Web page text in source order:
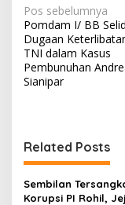
N
a
v
i
s
i
p
Pos sebelumnya
Pomdam I/ BB
Dugaan
TNI dalam Kasus
Pembunuhan
Sianipar
Related Posts
Sembilan
Korupsi PI Rohil,